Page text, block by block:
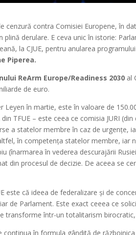
cenzură contra Comisiei Europene, în
derulare. E ceva unic în istorie:
la CJUE, pentru anularea
Piperea.
ReArm Europe/Readiness 2030 al
de euro.
Leyen în martie, este în valoare de
TFUE – este ceea ce comisia JURI
a statelor membre în caz de urgențe,
în competența statelor membre, iar
(înarmarea în vederea descurajării
din procesul de decizie. De aceea se
este că ideea de federalizare și de
de Parlament. Este exact ceeea ce
transforme într-un totalitarism
în formula gândită de